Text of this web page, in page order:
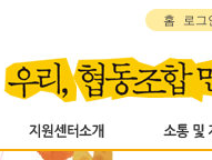
홈 로그